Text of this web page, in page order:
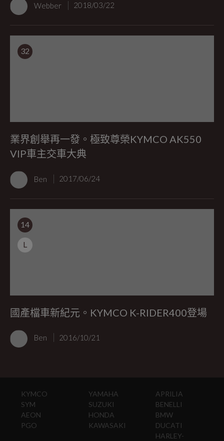
Webber 2018/03/22
32
業界創舉再一發。極致尊榮KYMCO AK550
VIP車主交車大典
Ben 2017/06/24
14
L
國產檔車新紀元。KYMCO K-RIDER400登場
Ben 2016/10/21
KYMCO
SYM
AEON
PGO
YAMAHA
SUZUKI
HONDA
KAWASAKI
APRILIA
BENELLI
BMW
DUCATI
HARLEY-